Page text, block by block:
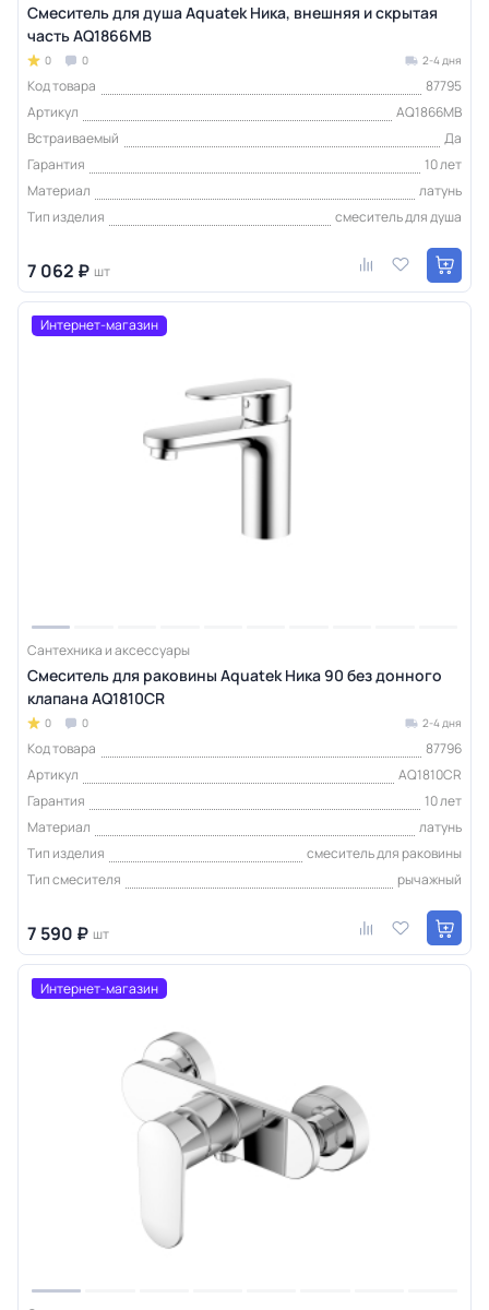
Смеситель для душа Aquatek Ника, внешняя и скрытая
часть AQ1866MB
0 0 2-4 дня
Код товара
87795
Артикул
AQ1866MB
Встраиваемый
Да
Гарантия
10 лет
Материал
латунь
Тип изделия
смеситель для душа
7 062 ₽ шт
Интернет-магазин
Сантехника и аксессуары
Смеситель для раковины Aquatek Ника 90 без донного
клапана AQ1810CR
0 0 2-4 дня
Код товара
87796
Артикул
AQ1810CR
Гарантия
10 лет
Материал
латунь
Тип изделия
смеситель для раковины
Тип смесителя
рычажный
7 590 ₽ шт
Интернет-магазин